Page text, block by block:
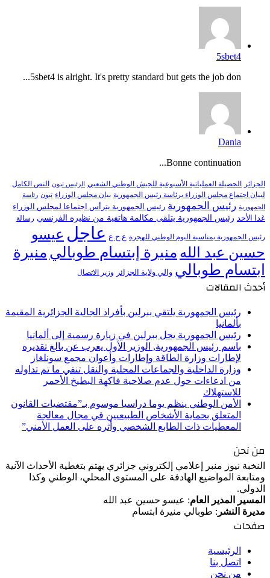
5sbet4
5sbet4 is alright. It's pretty standard but gets the job don...
Dania
Bonne continuation...
الجزائر الحصيلة العملياتية الأسبوعية للجيش الوطني الشعبي الرئيس تبون النص الكامل
لبيان اجتماع مجلس الوزراء برئاسة رئيس الجمهورية بيان مجلس الوزراء تبون رئاسة
الجمهورية رئيس الجمهورية رئيس الجمهورية يترأس اجتماعا لمجلس الوزراء
غدا الأحد رئيس الجمهورية يتلقى مكالمة هاتفية من نظيره الفرنسي رسالة
رئيس الجمهورية بمناسبة اليوم الوطني للهجرة ع.ح.ع عاجل عيسو
حسين عبد الله منيرة إبتسام طوبالي منيرة
ابتسام طوبالي والي ولاية الجزائر وزير الاتصال
أحدث المقالات
رئيس الجمهورية يلتقي ببرلين بأفراد الجالية الجزائرية المقيمة
بألمانيا
رئيس الجمهورية يحل ببرلين في زيارة رسمية إلى ألمانيا
باسم رئيس الجمهورية, الوزير الأول يعرب عن بالغ تقديره
لإطارات وزارة الطاقة وإطارات وأعوان مجمع سونلغاز
وزارة الداخلية والجماعات المحلية والنقل تنفي ما تم تداوله
من ادعاءات حول عدم صلاحية فاكهة البطيخ الأحمر
للاستهلاك
الأمن الوطني ينظم يوما دراسيا موسوم بـ”مقتضيات القانون
المتعلق بحماية الأشخاص الطبيعيين في مجال معالجة
المعطيات ذات الطابع الشخصي وأثره على العمل الأمني”
من نحن
النخبة نيوز منبر إعلامي إلكتروني جزائري يهتم بتغطية الأحداث الآنية
ومتابعة المواضيع الهادفة على المستوى المحلي، الوطني وكذا
الدولي.
المسير المدير العام: عيسو حسين عبد الله
مديرة النشر : طوبالي منيرة ابتسام
صفحات
الرئيسية
اتصل بنا
من نحن